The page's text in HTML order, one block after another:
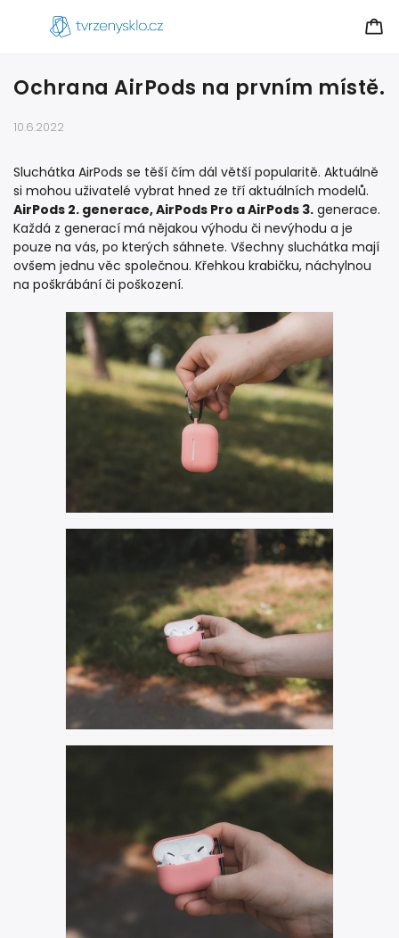
Ochrana AirPods na prvním místě.
10.6.2022
Sluchátka AirPods se těší čím dál větší popularitě. Aktuálně
si mohou uživatelé vybrat hned ze tří aktuálních modelů.
AirPods 2. generace, AirPods Pro a AirPods 3. generace.
Každá z generací má nějakou výhodu či nevýhodu a je
pouze na vás, po kterých sáhnete. Všechny sluchátka mají
ovšem jednu věc společnou. Křehkou krabičku, náchylnou
na poškrábání či poškození.